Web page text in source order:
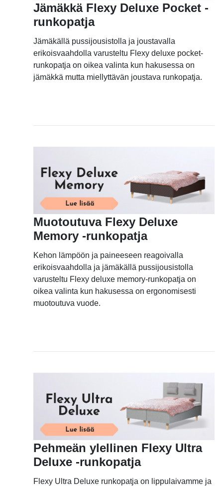
Jämäkkä Flexy Deluxe Pocket -
runkopatja
Jämäkällä pussijousistolla ja joustavalla
erikoisvaahdolla varusteltu Flexy deluxe pocket-
runkopatja on oikea valinta kun hakusessa on
jämäkkä mutta miellyttävän joustava runkopatja.
Muotoutuva Flexy Deluxe
Memory -runkopatja
Kehon lämpöön ja paineeseen reagoivalla
erikoisvaahdolla ja jämäkällä pussijousistolla
varusteltu Flexy deluxe memory-runkopatja on
oikea valinta kun hakusessa on ergonomisesti
muotoutuva vuode.
Pehmeän ylellinen Flexy Ultra
Deluxe -runkopatja
Flexy Ultra Deluxe runkopatja on lippulaivamme ja